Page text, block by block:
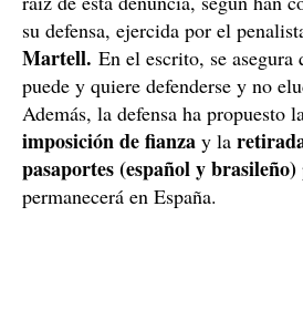
su defensa, ejercida por el
Martell. En el escrito, se asegura
puede y quiere defenderse y no
Además, la defensa ha propuesto
imposición de fianza y la
pasaportes (español y brasileño)
permanecerá en España.